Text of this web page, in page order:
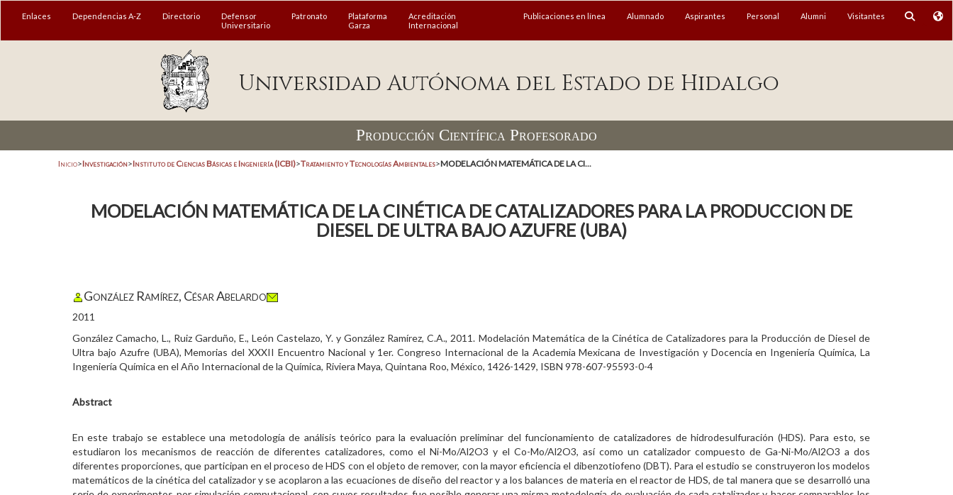
Enlaces Dependencias A-Z Directorio
Defensor
Universitario
Patronato
Plataforma
Garza
Acreditación
Internacional
Publicaciones en línea Alumnado Aspirantes Personal Alumni Visitantes
Universidad Autónoma del Estado de Hidalgo
Producción Científica Profesorado
Inicio>Investigación>Instituto de Ciencias Básicas e Ingeniería (ICBI)>Tratamiento y Tecnologías Ambientales>MODELACIÓN MATEMÁTICA DE LA CI...
MODELACIÓN MATEMÁTICA DE LA CINÉTICA DE CATALIZADORES PARA LA PRODUCCION DE
DIESEL DE ULTRA BAJO AZUFRE (UBA)
González Ramírez, César Abelardo
2011
González Camacho, L., Ruiz Garduño, E., León Castelazo, Y. y González Ramírez, C.A., 2011. Modelación Matemática de la Cinética de Catalizadores para la Producción de Diesel de
Ultra bajo Azufre (UBA), Memorias del XXXII Encuentro Nacional y 1er. Congreso Internacional de la Academia Mexicana de Investigación y Docencia en Ingeniería Química, La
Ingeniería Química en el Año Internacional de la Química, Riviera Maya, Quintana Roo, México, 1426-1429, ISBN 978-607-95593-0-4
Abstract
En este trabajo se establece una metodología de análisis teórico para la evaluación preliminar del funcionamiento de catalizadores de hidrodesulfuración (HDS). Para esto, se
estudiaron los mecanismos de reacción de diferentes catalizadores, como el Ni-Mo/Al2O3 y el Co-Mo/Al2O3, así como un catalizador compuesto de Ga-Ni-Mo/Al2O3 a dos
diferentes proporciones, que participan en el proceso de HDS con el objeto de remover, con la mayor eficiencia el dibenzotiofeno (DBT). Para el estudio se construyeron los modelos
matemáticos de la cinética del catalizador y se acoplaron a las ecuaciones de diseño del reactor y a los balances de materia en el reactor de HDS, de tal manera que se desarrolló una